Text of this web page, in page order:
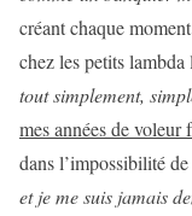
créant chaque
chez les petits
tout simplement,
mes années de voleur
dans l’impossibilité
et je me suis jamais